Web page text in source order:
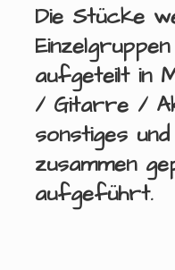
Die Stücke
aufgeteilt in
/ Gitarre /
sonstiges
zusammen
aufgeführt.